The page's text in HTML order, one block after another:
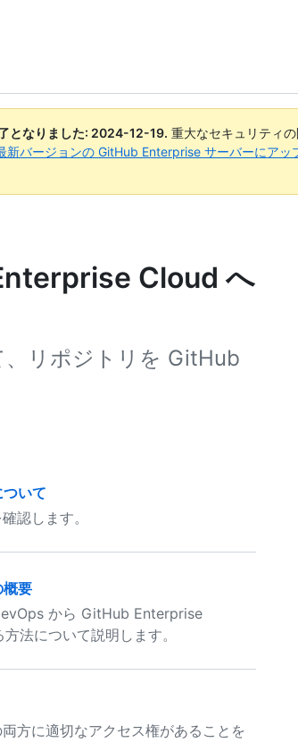
となりました: 2024-12-19. 重大なセキュリティ
新バージョンの GitHub Enterprise サーバーにアッ
Cloud へ
リポジトリを GitHub
いて
認します。
要
から GitHub Enterprise
法について説明します。
方に適切なアクセス権があることを